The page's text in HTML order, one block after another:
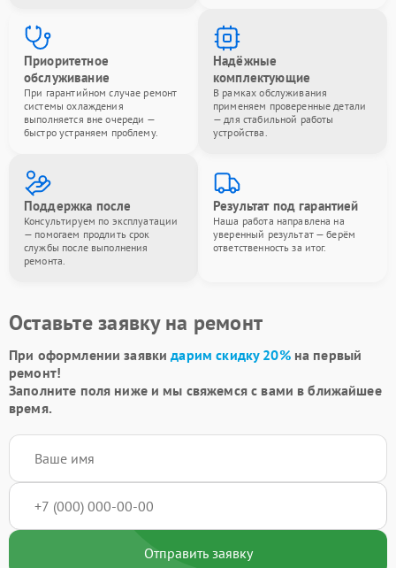
Приоритетное
обслуживание
При гарантийном случае ремонт
системы охлаждения
выполняется вне очереди —
быстро устраняем проблему.
Надёжные
комплектующие
В рамках обслуживания
применяем проверенные детали
— для стабильной работы
устройства.
Поддержка после
Консультируем по эксплуатации
— помогаем продлить срок
службы после выполнения
ремонта.
Результат под гарантией
Наша работа направлена на
уверенный результат — берём
ответственность за итог.
Оставьте заявку на ремонт
При оформлении заявкидарим скидку 20%на первый
ремонт!
Заполните поля ниже и мы свяжемся с вами в ближайшее
время.
Отправить заявку